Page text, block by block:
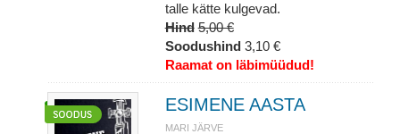
talle kätte kulgevad.
Hind 5,00 €
Soodushind 3,10 €
Raamat on läbimüüdud!
ESIMENE AASTA
MARI JÄRVE